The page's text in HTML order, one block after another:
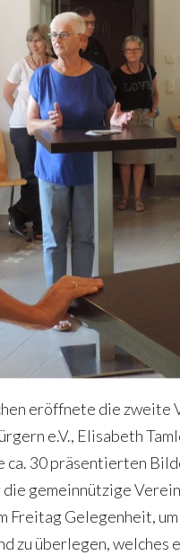
eröffnete die zweite
e.V., Elisabeth
ca. 30 präsentierten
gemeinnützige
Freitag Gelegenheit,
zu überlegen,